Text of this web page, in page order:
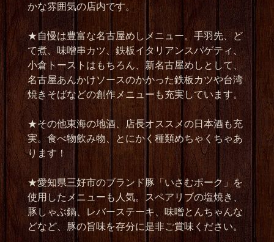
かな雰囲気の店内です。
★自慢は豊富な名古屋めしメニュー。手羽先、ど
て煮、味噌串カツ、鉄板イタリアンスパゲティ、
小倉トーストはもちろん、新名古屋めしとして、
名古屋あんかけソースのかかった鉄板カツや台湾
焼きそばなどの創作メニューも充実しています。
★その他東海の地酒、店長オススメの日本酒も充
実。食べ物飲み物、とにかく種類めちゃくちゃあ
ります！
★愛知県三好市のブランド豚「いさむポーク」を
使用したメニューも人気。スペアリブの塩焼き、
豚しゃぶ鍋、レバーステーキ、味噌とんちゃんな
どなど、豚の旨味を存分に是非ご賞味ください。